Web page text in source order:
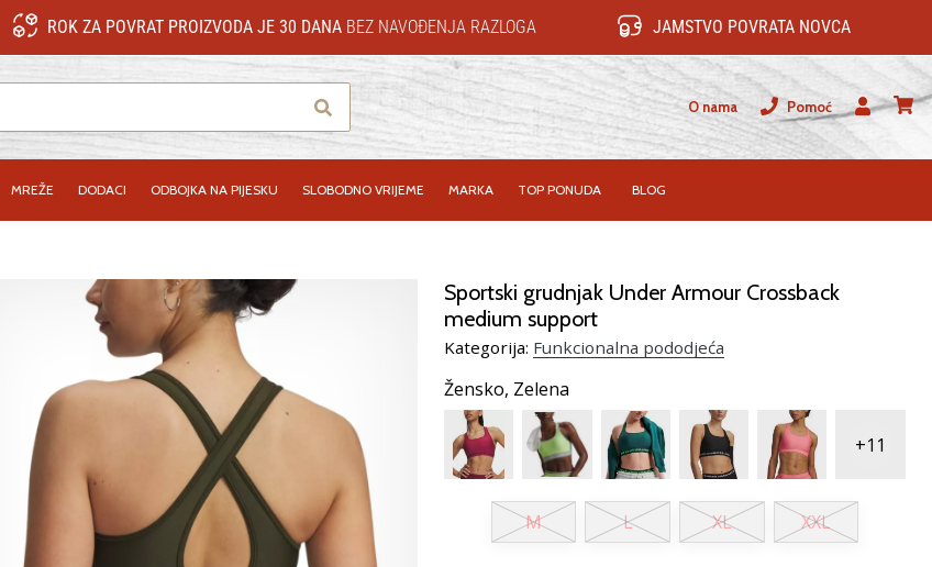
ROK ZA POVRAT PROIZVODA JE 30 DANABEZ NAVOĐENJA RAZLOGA JAMSTVO POVRATA NOVCA
O nama
Pomoć
Korisnik
MREŽE DODACI ODBOJKA NA PIJESKU SLOBODNO VRIJEME MARKA TOP PONUDA BLOG
Sportski grudnjak Under Armour Crossback
medium support
Kategorija: Funkcionalna pododjeća
Žensko, Zelena
+11
M L XL XXL